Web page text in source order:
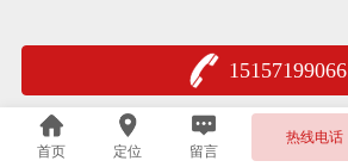
15157199066
首页 定位 留言
热线电话